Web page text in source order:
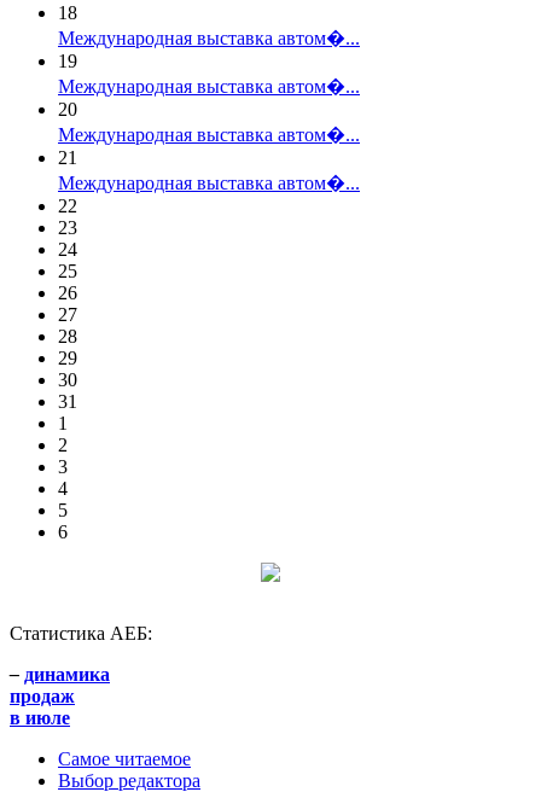
18
Международная выставка автом�...
19
Международная выставка автом�...
20
Международная выставка автом�...
21
Международная выставка автом�...
22
23
24
25
26
27
28
29
30
31
1
2
3
4
5
6
Статистика АЕБ:
– динамика
продаж
в июле
Самое читаемое
Выбор редактора